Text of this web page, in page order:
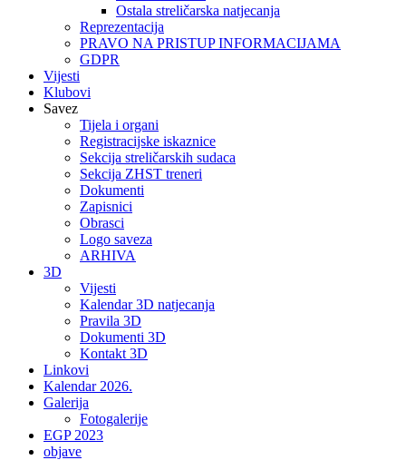
Ostala streličarska natjecanja
Reprezentacija
PRAVO NA PRISTUP INFORMACIJAMA
GDPR
Vijesti
Klubovi
Savez
Tijela i organi
Registracijske iskaznice
Sekcija streličarskih sudaca
Sekcija ZHST treneri
Dokumenti
Zapisnici
Obrasci
Logo saveza
ARHIVA
3D
Vijesti
Kalendar 3D natjecanja
Pravila 3D
Dokumenti 3D
Kontakt 3D
Linkovi
Kalendar 2026.
Galerija
Fotogalerije
EGP 2023
objave